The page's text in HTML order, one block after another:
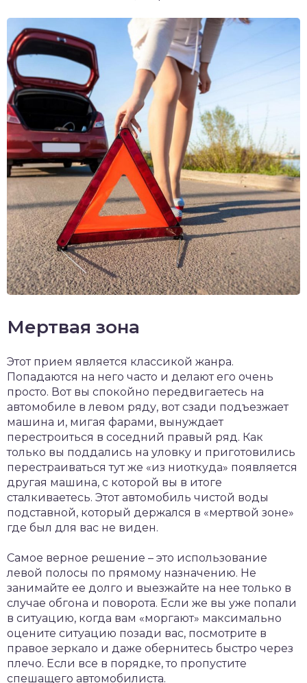
Мертвая зона
Этот прием является классикой жанра.
Попадаются на него часто и делают его очень
просто. Вот вы спокойно передвигаетесь на
автомобиле в левом ряду, вот сзади подъезжает
машина и, мигая фарами, вынуждает
перестроиться в соседний правый ряд. Как
только вы поддались на уловку и приготовились
перестраиваться тут же «из ниоткуда» появляется
другая машина, с которой вы в итоге
сталкиваетесь. Этот автомобиль чистой воды
подставной, который держался в «мертвой зоне»
где был для вас не виден.
Самое верное решение – это использование
левой полосы по прямому назначению. Не
занимайте ее долго и выезжайте на нее только в
случае обгона и поворота. Если же вы уже попали
в ситуацию, когда вам «моргают» максимально
оцените ситуацию позади вас, посмотрите в
правое зеркало и даже обернитесь быстро через
плечо. Если все в порядке, то пропустите
спешащего автомобилиста.